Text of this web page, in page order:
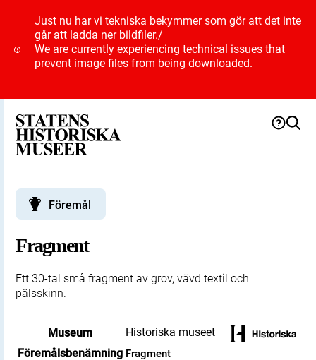
Just nu har vi tekniska bekymmer som gör att det inte
går att ladda ner bildfiler./
We are currently experiencing technical issues that
prevent image files from being downloaded.
Föremål
Fragment
Ett 30-tal små fragment av grov, vävd textil och
pälsskinn.
Museum
Historiska museet
Föremålsbenämning Fragment